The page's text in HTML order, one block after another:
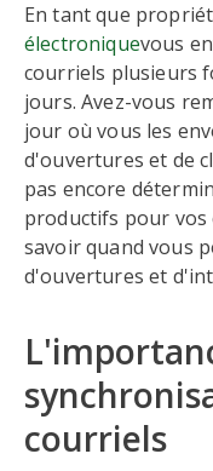
En tant que
électroniquevous
courriels plusieurs
jours. Avez-vous
jour où vous les
d'ouvertures et de
pas encore
productifs pour vos
savoir quand vous
d'ouvertures et
courriels